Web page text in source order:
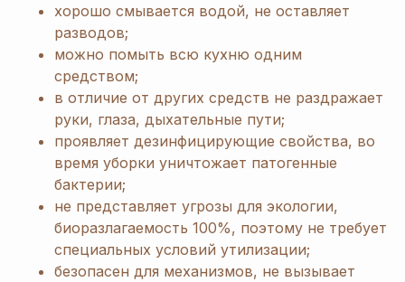
хорошо смывается водой, не оставляет
разводов;
можно помыть всю кухню одним
средством;
в отличие от других средств не раздражает
руки, глаза, дыхательные пути;
проявляет дезинфицирующие свойства, во
время уборки уничтожает патогенные
бактерии;
не представляет угрозы для экологии,
биоразлагаемость 100%, поэтому не требует
специальных условий утилизации;
безопасен для механизмов, не вызывает